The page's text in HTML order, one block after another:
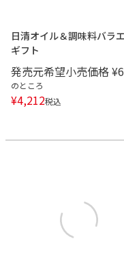
日清オイル＆調味料バラ
ギフト
発売元希望小売価格¥
のところ
¥4,212税込